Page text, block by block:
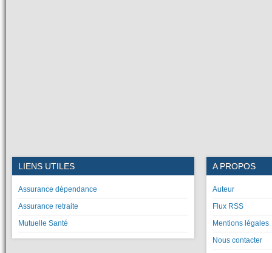
LIENS UTILES
Assurance dépendance
Assurance retraite
Mutuelle Santé
A PROPOS
Auteur
Flux RSS
Mentions légales
Nous contacter